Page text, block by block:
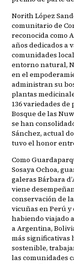
Norith López
comunitario de
reconocida como
años dedicados a
comunidades
entorno natural,
en el
administran su
plantas
136 variedades
Bosque de las
se han
Sánchez, actual
tuvo el honor
Como
Sosaya Ochoa,
galeras Bárbara
viene
conservación de
vicuñas en Perú
habiendo viajado
a Argentina,
más significativas
sostenible,
las comunidades